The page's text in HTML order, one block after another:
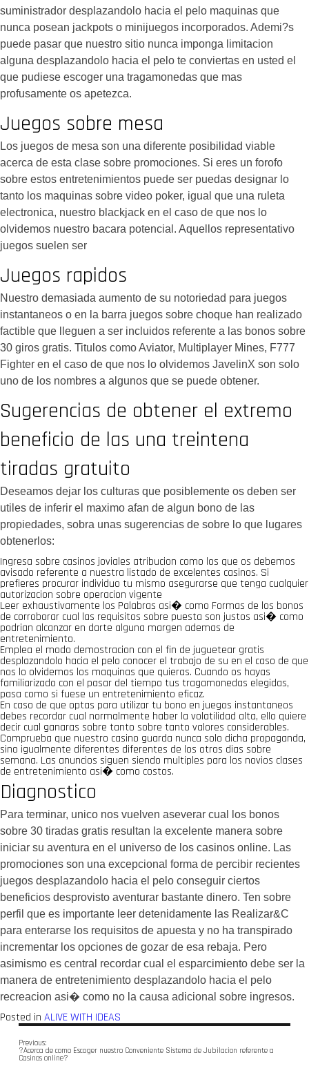
suministrador desplazandolo hacia el pelo maquinas que
nunca posean jackpots o minijuegos incorporados. Ademi?s
puede pasar que nuestro sitio nunca imponga limitacion
alguna desplazandolo hacia el pelo te conviertas en usted el
que pudiese escoger una tragamonedas que mas
profusamente os apetezca.
Juegos sobre mesa
Los juegos de mesa son una diferente posibilidad viable
acerca de esta clase sobre promociones. Si eres un forofo
sobre estos entretenimientos puede ser puedas designar lo
tanto los maquinas sobre video poker, igual que una ruleta
electronica, nuestro blackjack en el caso de que nos lo
olvidemos nuestro bacara potencial. Aquellos representativo
juegos suelen ser
Juegos rapidos
Nuestro demasiada aumento de su notoriedad para juegos
instantaneos o en la barra juegos sobre choque han realizado
factible que lleguen a ser incluidos referente a las bonos sobre
30 giros gratis. Titulos como Aviator, Multiplayer Mines, F777
Fighter en el caso de que nos lo olvidemos JavelinX son solo
uno de los nombres a algunos que se puede obtener.
Sugerencias de obtener el extremo
beneficio de las una treintena
tiradas gratuito
Deseamos dejar los culturas que posiblemente os deben ser
utiles de inferir el maximo afan de algun bono de las
propiedades, sobra unas sugerencias de sobre lo que lugares
obtenerlos:
Ingresa sobre casinos joviales atribucion como los que os debemos
avisado referente a nuestra listado de excelentes casinos. Si
prefieres procurar individuo tu mismo asegurarse que tenga cualquier
autorizacion sobre operacion vigente
Leer exhaustivamente los Palabras asi� como Formas de los bonos
de corroborar cual las requisitos sobre puesta son justos asi� como
podrian alcanzar en darte alguna margen ademas de
entretenimiento.
Emplea el modo demostracion con el fin de juguetear gratis
desplazandolo hacia el pelo conocer el trabajo de su en el caso de que
nos lo olvidemos los maquinas que quieras. Cuando os hayas
familiarizado con el pasar del tiempo tus tragamonedas elegidas,
pasa como si fuese un entretenimiento eficaz.
En caso de que optas para utilizar tu bono en juegos instantaneos
debes recordar cual normalmente haber la volatilidad alta, ello quiere
decir cual ganaras sobre tanto sobre tanto valores considerables.
Comprueba que nuestro casino guarda nunca solo dicha propaganda,
sino igualmente diferentes diferentes de los otros dias sobre
semana. Las anuncios siguen siendo multiples para los novios clases
de entretenimiento asi� como costos.
Diagnostico
Para terminar, unico nos vuelven aseverar cual los bonos
sobre 30 tiradas gratis resultan la excelente manera sobre
iniciar su aventura en el universo de los casinos online. Las
promociones son una excepcional forma de percibir recientes
juegos desplazandolo hacia el pelo conseguir ciertos
beneficios desprovisto aventurar bastante dinero. Ten sobre
perfil que es importante leer detenidamente las Realizar&C
para enterarse los requisitos de apuesta y no ha transpirado
incrementar los opciones de gozar de esa rebaja. Pero
asimismo es central recordar cual el esparcimiento debe ser la
manera de entretenimiento desplazandolo hacia el pelo
recreacion asi� como no la causa adicional sobre ingresos.
Posted in ALIVE WITH IDEAS
Previous:
?Acerca de como Escoger nuestro Conveniente Sistema de Jubilacion referente a
Casinos online?